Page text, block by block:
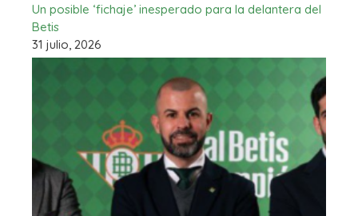
Un posible ‘fichaje’ inesperado para la delantera del
Betis
31 julio, 2026